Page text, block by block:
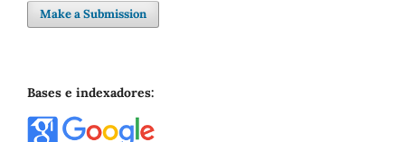
Make a Submission
Bases e indexadores: